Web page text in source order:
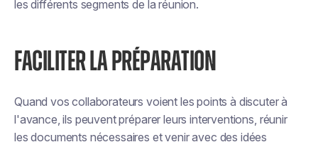
les différents segments de la réunion.
FACILITER LA PRÉPARATION
Quand vos collaborateurs voient les points à discuter à
l'avance, ils peuvent préparer leurs interventions, réunir
les documents nécessaires et venir avec des idées